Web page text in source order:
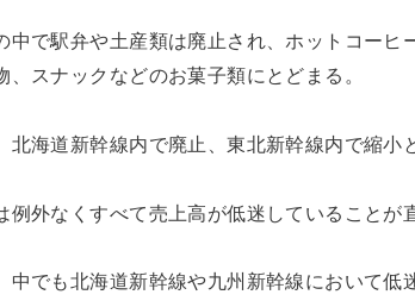
中で駅弁や土産類は廃止され、ホットコー
、スナックなどのお菓子類にとどまる。
北海道新幹線内で廃止、東北新幹線内で縮小
例外なくすべて売上高が低迷していることが
中でも北海道新幹線や九州新幹線において